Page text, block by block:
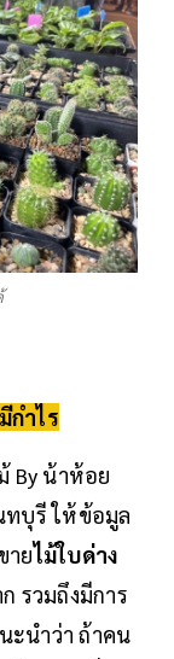
กำไร
By น้าห้อย
บุรี ให้ข้อมูล
ายไม้ใบด่าง
รวมถึงมีการ
ะนำว่า ถ้าคน